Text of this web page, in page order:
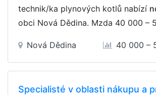
technik/ka plynových kotlů nabízí
obci Nová Dědina. Mzda 40 000 –
Nová Dědina 40 000 –
Specialisté v oblasti nákupu a